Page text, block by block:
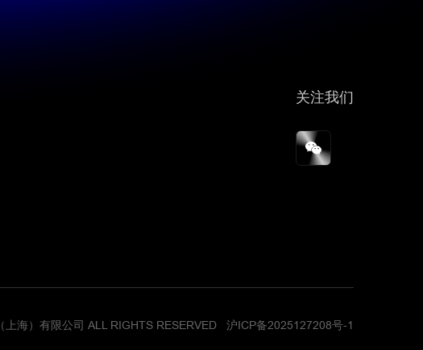
关注我们
海）有限公司 ALL RIGHTS RESERVED 沪ICP备2025127208号-1